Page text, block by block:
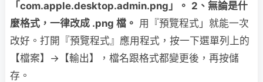
「com.apple.desktop.admin.png 」。 2 、無論是什
麼格式，一律改成 .png 檔。 用『預覽程式」就能一次
改好。打開『預覽程式』應用程式，按一下選單列上的
【檔案】→【輸出】，檔名跟格式都變更後，再按儲
存。